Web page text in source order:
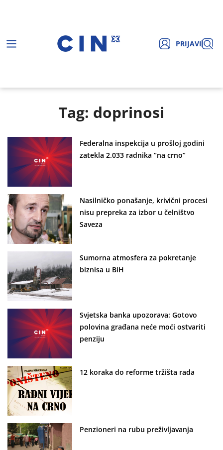
PRIJAVI
Tag: doprinosi
Federalna inspekcija u prošloj godini
zatekla 2.033 radnika “na crno”
Nasilničko ponašanje, krivični procesi
nisu prepreka za izbor u čelništvo
Saveza
Sumorna atmosfera za pokretanje
biznisa u BiH
Svjetska banka upozorava: Gotovo
polovina građana neće moći ostvariti
penziju
12 koraka do reforme tržišta rada
Penzioneri na rubu preživljavanja